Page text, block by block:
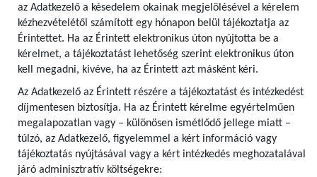
az Adatkezelő a késedelem okainak megjelölésével a kérelem
kézhezvételétől számított egy hónapon belül tájékoztatja az
Érintettet. Ha az Érintett elektronikus úton nyújtotta be a
kérelmet, a tájékoztatást lehetőség szerint elektronikus úton
kell megadni, kivéve, ha az Érintett azt másként kéri.
Az Adatkezelő az Érintett részére a tájékoztatást és intézkedést
díjmentesen biztosítja. Ha az Érintett kérelme egyértelműen
megalapozatlan vagy – különösen ismétlődő jellege miatt –
túlzó, az Adatkezelő, figyelemmel a kért információ vagy
tájékoztatás nyújtásával vagy a kért intézkedés meghozatalával
járó adminisztratív költségekre: